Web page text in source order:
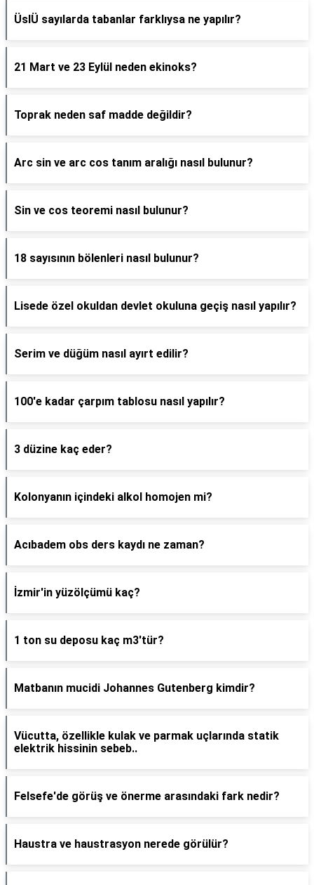
ÜslÜ sayılarda tabanlar farklıysa ne yapılır?
21 Mart ve 23 Eylül neden ekinoks?
Toprak neden saf madde değildir?
Arc sin ve arc cos tanım aralığı nasıl bulunur?
Sin ve cos teoremi nasıl bulunur?
18 sayısının bölenleri nasıl bulunur?
Lisede özel okuldan devlet okuluna geçiş nasıl yapılır?
Serim ve düğüm nasıl ayırt edilir?
100'e kadar çarpım tablosu nasıl yapılır?
3 düzine kaç eder?
Kolonyanın içindeki alkol homojen mi?
Acıbadem obs ders kaydı ne zaman?
İzmir'in yüzölçümü kaç?
1 ton su deposu kaç m3'tür?
Matbanın mucidi Johannes Gutenberg kimdir?
Vücutta, özellikle kulak ve parmak uçlarında statik
elektrik hissinin sebeb..
Felsefe'de görüş ve önerme arasındaki fark nedir?
Haustra ve haustrasyon nerede görülür?